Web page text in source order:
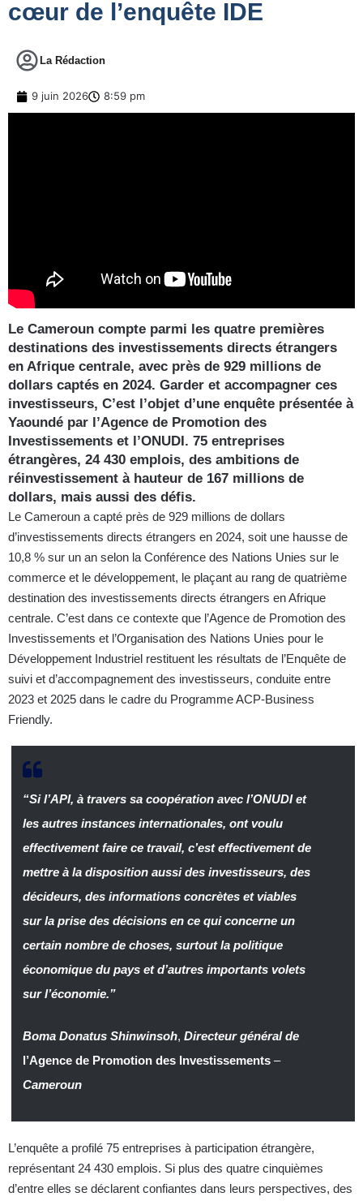
cœur de l’enquête IDE
La Rédaction
9 juin 2026 8:59 pm
Le Cameroun compte parmi les quatre premières
destinations des investissements directs étrangers
en Afrique centrale, avec près de 929 millions de
dollars captés en 2024. Garder et accompagner ces
investisseurs, C’est l’objet d’une enquête présentée à
Yaoundé par l’Agence de Promotion des
Investissements et l’ONUDI. 75 entreprises
étrangères, 24 430 emplois, des ambitions de
réinvestissement à hauteur de 167 millions de
dollars, mais aussi des défis.
Le Cameroun a capté près de 929 millions de dollars
d’investissements directs étrangers en 2024, soit une hausse de
10,8 % sur un an selon la Conférence des Nations Unies sur le
commerce et le développement, le plaçant au rang de quatrième
destination des investissements directs étrangers en Afrique
centrale. C’est dans ce contexte que l’Agence de Promotion des
Investissements et l’Organisation des Nations Unies pour le
Développement Industriel restituent les résultats de l’Enquête de
suivi et d’accompagnement des investisseurs, conduite entre
2023 et 2025 dans le cadre du Programme ACP-Business
Friendly.
“Si l’API, à travers sa coopération avec l’ONUDI et
les autres instances internationales, ont voulu
effectivement faire ce travail, c’est effectivement de
mettre à la disposition aussi des investisseurs, des
décideurs, des informations concrètes et viables
sur la prise des décisions en ce qui concerne un
certain nombre de choses, surtout la politique
économique du pays et d’autres importants volets
sur l’économie.”
Boma Donatus Shinwinsoh, Directeur général de
l’Agence de Promotion des Investissements–
Cameroun
L’enquête a profilé 75 entreprises à participation étrangère,
représentant 24 430 emplois. Si plus des quatre cinquièmes
d’entre elles se déclarent confiantes dans leurs perspectives, des